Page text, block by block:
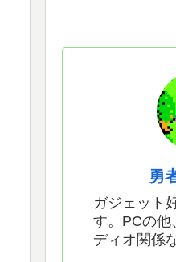
勇
ガジェット
す。PCの他
ディオ関係